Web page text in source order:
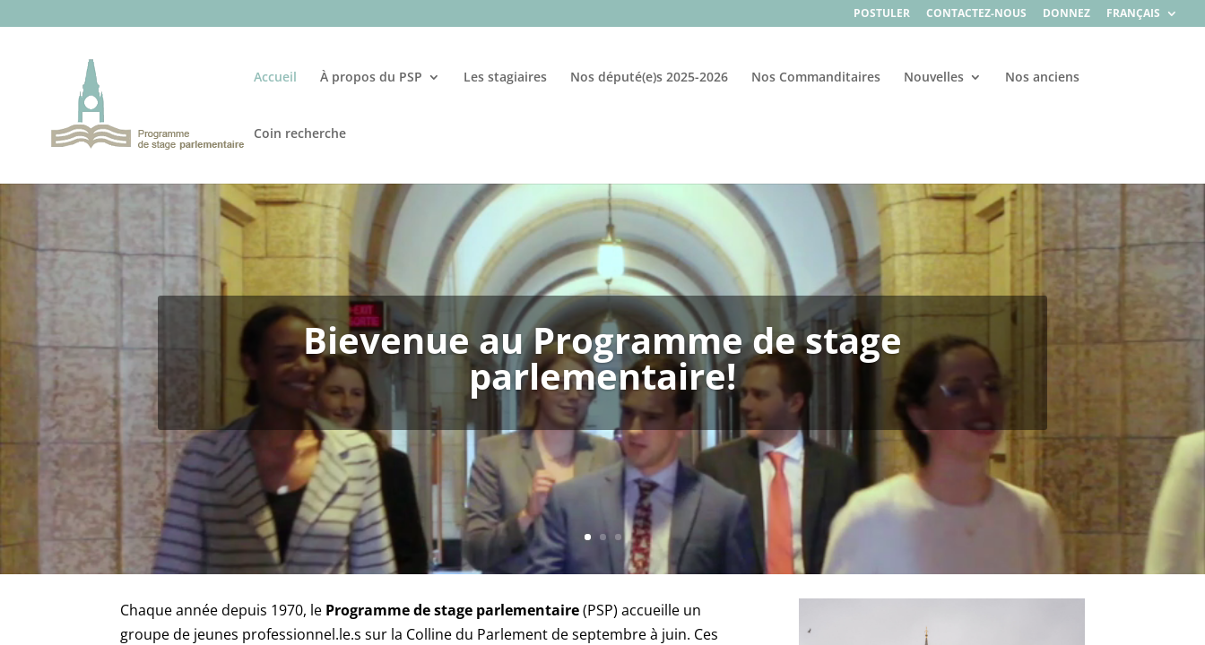
POSTULER CONTACTEZ-NOUS DONNEZ FRANÇAIS
Accueil À propos du PSP Les stagiaires Nos député(e)s 2025-2026 Nos Commanditaires Nouvelles Nos anciens
Coin recherche
Bievenue au Programme de stage
parlementaire!
Chaque année depuis 1970, le Programme de stage parlementaire(PSP) accueille un
groupe de jeunes professionnel.le.s sur la Colline du Parlement de septembre à juin. Ces